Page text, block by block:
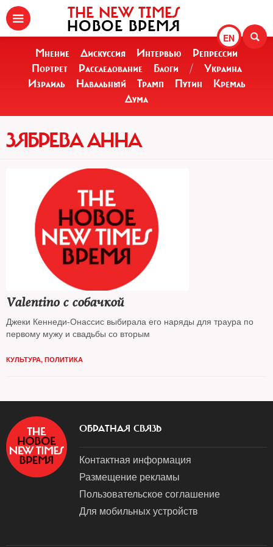
EN
THE NEW TIMES
НОВОЕ ВРЕМЯ
Мнение Дискуссия Интервью
Репрессии
Портрет
Расследование Блоги /
Украина
Израиль
Навальный Трамп Путин
Кремль
Дума
ЗЯБРЕВА АННА
Valentino с собачкой
Джеки Кеннеди-Онассис выбирала его наряды для траура по
первому мужу и свадьбы со вторым
КУЛЬТУРА, ПОЛИТИКА
ОБРАТНАЯ СВЯЗЬ
Контактная информация
Размещение рекламы
Пользовательское соглашение
Для мобильных устройств